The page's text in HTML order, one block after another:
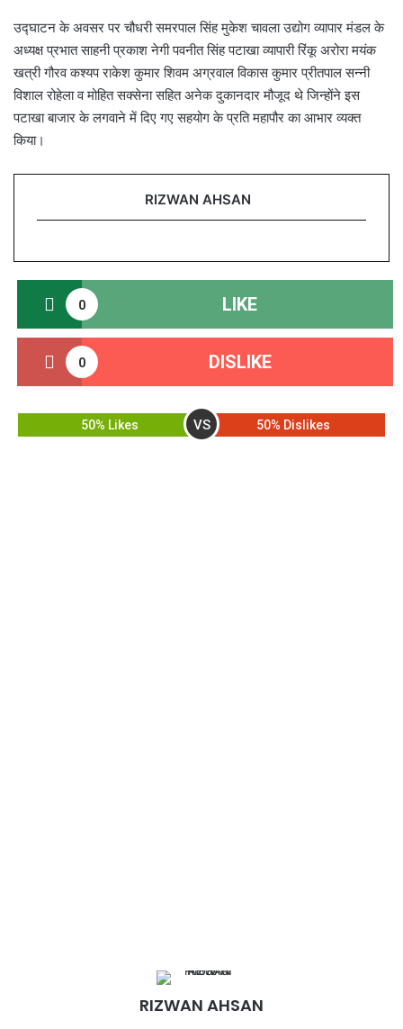
उद्घाटन के अवसर पर चौधरी समरपाल सिंह मुकेश चावला उद्योग व्यापार मंडल के
अध्यक्ष प्रभात साहनी प्रकाश नेगी पवनीत सिंह पटाखा व्यापारी रिंकू अरोरा मयंक
खत्री गौरव कश्यप राकेश कुमार शिवम अग्रवाल विकास कुमार प्रीतपाल सन्नी
विशाल रोहेला व मोहित सक्सेना सहित अनेक दुकानदार मौजूद थे जिन्होंने इस
पटाखा बाजार के लगवाने में दिए गए सहयोग के प्रति महापौर का आभार व्यक्त
किया।
RIZWAN AHSAN
0 LIKE
0 DISLIKE
50% Likes VS 50% Dislikes
RIZWAN AHSAN